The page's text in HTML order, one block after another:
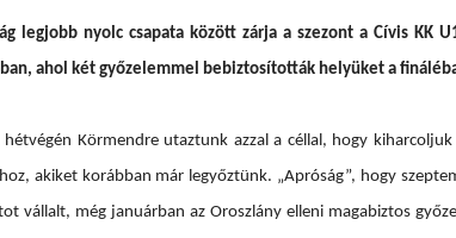
legjobb nyolc csapata között zárja a szezont a Cívis KK
ahol két győzelemmel bebiztosították helyüket a
hétvégén Körmendre utaztunk azzal a céllal, hogy
akiket korábban már legyőztünk. „Apróság”, hogy
vállalt, még januárban az Oroszlány elleni magabiztos